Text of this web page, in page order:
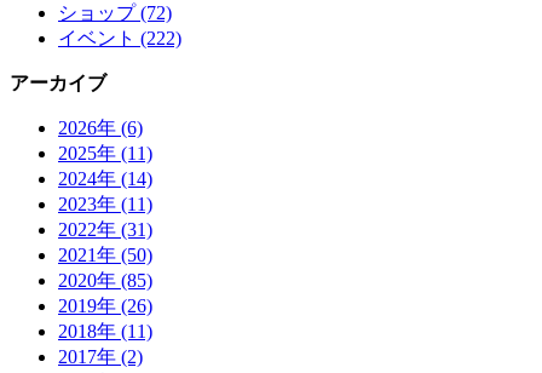
ショップ (72)
イベント (222)
アーカイブ
2026年 (6)
2025年 (11)
2024年 (14)
2023年 (11)
2022年 (31)
2021年 (50)
2020年 (85)
2019年 (26)
2018年 (11)
2017年 (2)